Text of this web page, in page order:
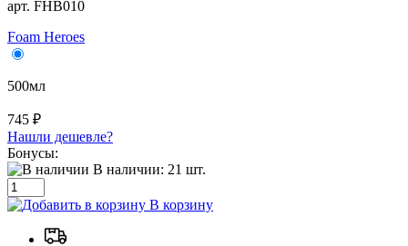
арт. FHB010
Foam Heroes
500мл
745 ₽
Нашли дешевле?
Бонусы:
В наличии: 21 шт.
В корзину